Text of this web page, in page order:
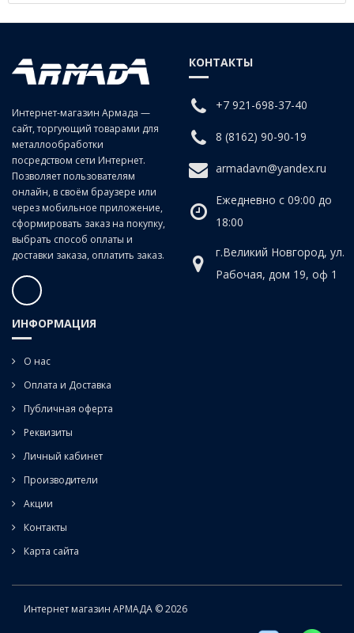
Используется для фрезерования заготовок и изделий из чугунов,
сталей, в том числе нержавеющих, цветных сплавов, в том числе
титановых.
Интернет-магазин Армада —
сайт, торгующий товарами для
металлообработки
посредством сети Интернет.
Позволяет пользователям
онлайн, в своём браузере или
через мобильное приложение,
сформировать заказ на покупку,
выбрать способ оплаты и
доставки заказа, оплатить заказ.
КОНТАКТЫ
+7 921-698-37-40
8 (8162) 90-90-19
armadavn@yandex.ru
Ежедневно с 09:00 до
18:00
г.Великий Новгород, ул.
Рабочая, дом 19, оф 1
ИНФОРМАЦИЯ
О нас
Оплата и Доставка
Публичная оферта
Реквизиты
Личный кабинет
Производители
Акции
Контакты
Карта сайта
Интернет магазин АРМАДА © 2026